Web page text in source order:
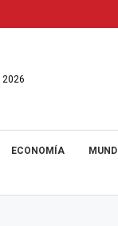
2026
ECONOMÍA